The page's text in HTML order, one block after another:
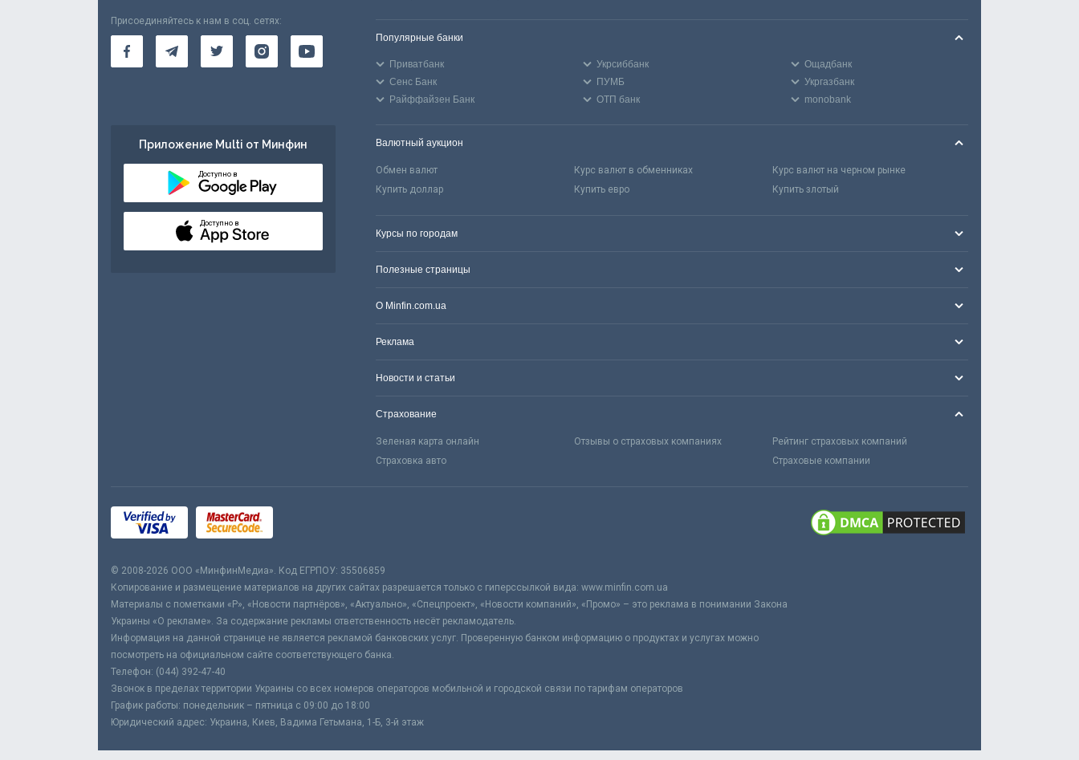
Присоединяйтесь к нам в соц. сетях:
Приложение Multi от Минфин
Доступно в
Доступно в
Популярные банки
Приватбанк Укрсиббанк
Ощадбанк
Сенс Банк
ПУМБ
Укргазбанк
Райффайзен Банк
ОТП банк monobank
Валютный аукцион
Обмен валют Курс валют в обменниках
Курс валют на черном рынке
Купить доллар
Купить евро Купить злотый
Курсы по городам
Полезные страницы
О Minfin.com.ua
Реклама
Новости и статьи
Страхование
Зеленая карта онлайн Отзывы о страховых компаниях
Рейтинг страховых компаний
Страховка авто
Страховые компании
© 2008-2026 ООО «МинфинМедиа». Код ЕГРПОУ: 35506859
Копирование и размещение материалов на других сайтах разрешается только с гиперссылкой вида: www.minfin.com.ua
Материалы с пометками «Р», «Новости партнёров», «Актуально», «Спецпроект», «Новости компаний», «Промо» – это реклама в понимании Закона
Украины «О рекламе». За содержание рекламы ответственность несёт рекламодатель.
Информация на данной странице не является рекламой банковских услуг. Проверенную банком информацию о продуктах и услугах можно
посмотреть на официальном сайте соответствующего банка.
Телефон: (044) 392-47-40
Звонок в пределах территории Украины со всех номеров операторов мобильной и городской связи по тарифам операторов
График работы: понедельник – пятница с 09:00 до 18:00
Юридический адрес: Украина, Киев, Вадима Гетьмана, 1-Б, 3-й этаж